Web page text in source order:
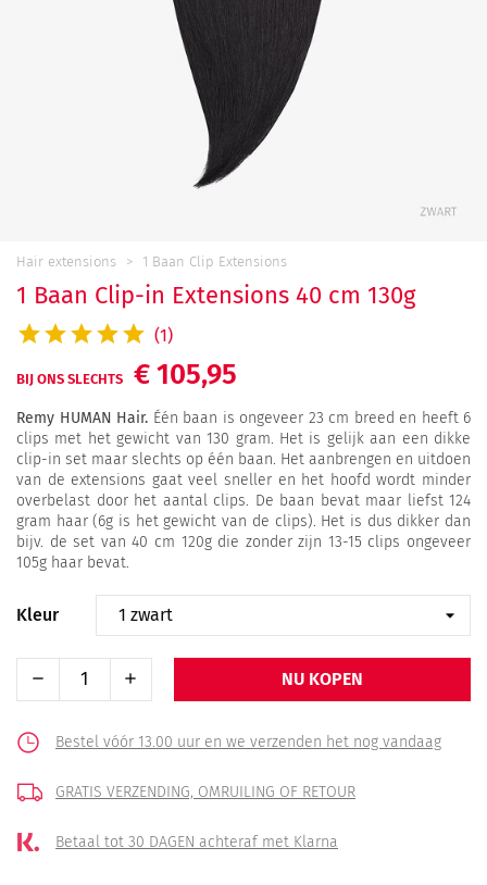
Hair extensions 1 Baan Clip Extensions
1 Baan Clip-in Extensions 40 cm 130g
(1)
BIJ ONS SLECHTS € 105,95
Remy HUMAN Hair. Één baan is ongeveer 23 cm breed en heeft 6
clips met het gewicht van 130 gram. Het is gelijk aan een dikke
clip-in set maar slechts op één baan. Het aanbrengen en uitdoen
van de extensions gaat veel sneller en het hoofd wordt minder
overbelast door het aantal clips. De baan bevat maar liefst 124
gram haar (6g is het gewicht van de clips). Het is dus dikker dan
bijv. de set van 40 cm 120g die zonder zijn 13-15 clips ongeveer
105g haar bevat.
Kleur
NU KOPEN
Bestel vóór 13.00 uur en we verzenden het nog vandaag
GRATIS VERZENDING, OMRUILING OF RETOUR
Betaal tot 30 DAGEN achteraf met Klarna